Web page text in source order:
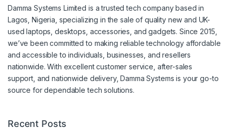
Damma Systems Limited is a trusted tech company based in
Lagos, Nigeria, specializing in the sale of quality new and UK-
used laptops, desktops, accessories, and gadgets. Since 2015,
we’ve been committed to making reliable technology affordable
and accessible to individuals, businesses, and resellers
nationwide. With excellent customer service, after-sales
support, and nationwide delivery, Damma Systems is your go-to
source for dependable tech solutions.
Recent Posts